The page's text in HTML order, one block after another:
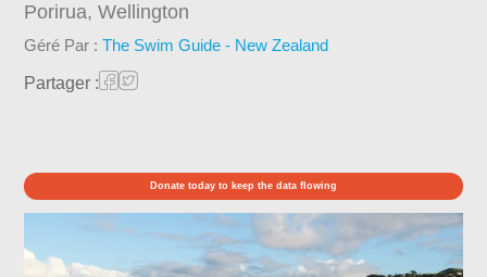
Porirua,Wellington
Géré Par :The Swim Guide - New Zealand
Partager :
Donate today to keep the data flowing